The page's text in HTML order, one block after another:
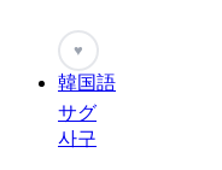
♥
韓国語
サグ
사구